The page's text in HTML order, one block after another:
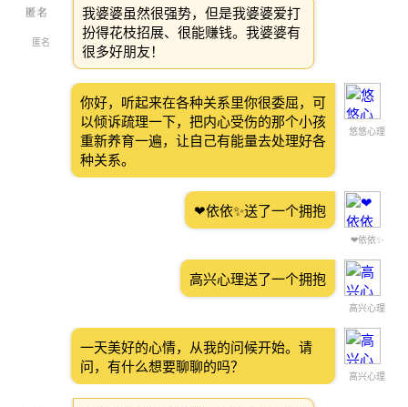
匿名
我婆婆虽然很强势，但是我婆婆爱打
扮得花枝招展、很能赚钱。我婆婆有
很多好朋友！
悠悠心理
你好，听起来在各种关系里你很委屈，可
以倾诉疏理一下，把内心受伤的那个小孩
重新养育一遍，让自己有能量去处理好各
种关系。
❤依依✨
❤依依✨送了一个拥抱
高兴心理
高兴心理送了一个拥抱
高兴心理
一天美好的心情，从我的问候开始。请
问，有什么想要聊聊的吗？